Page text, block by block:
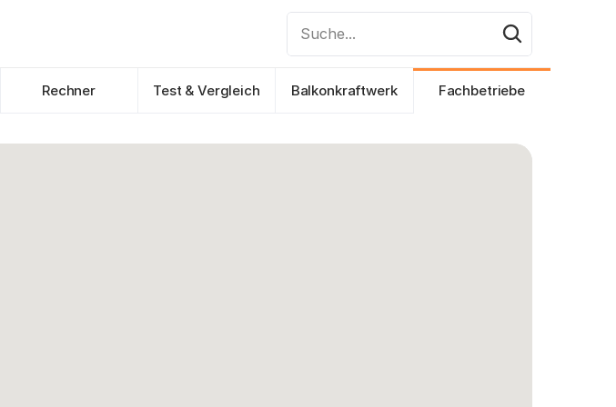
Suche...
Rechner Test & Vergleich Balkonkraftwerk Fachbetriebe